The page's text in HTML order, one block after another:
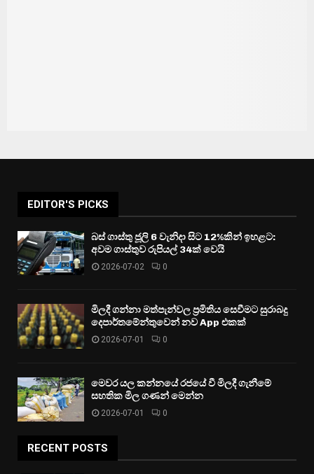
EDITOR'S PICKS
බස් ගාස්තු ජූලි 6 වැනිදා සිට 12%කින් ඉහළට:
අවම ගාස්තුව රුපියල් 34ක් වෙයි
2026-07-02 0
මිලදී ගන්නා මත්පැන්වල ප්‍රමිතිය සෙවීමට සුරාබදු
දෙපාර්තමේන්තුවෙන් නව App එකක්
2026-07-01 0
මෙවර යල කන්නයේ රජයේ වී මිලදී ගැනීමේ
සහතික මිල ගණන් මෙන්න
2026-07-01 0
RECENT POSTS